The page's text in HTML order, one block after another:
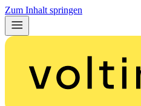
Zum Inhalt springen